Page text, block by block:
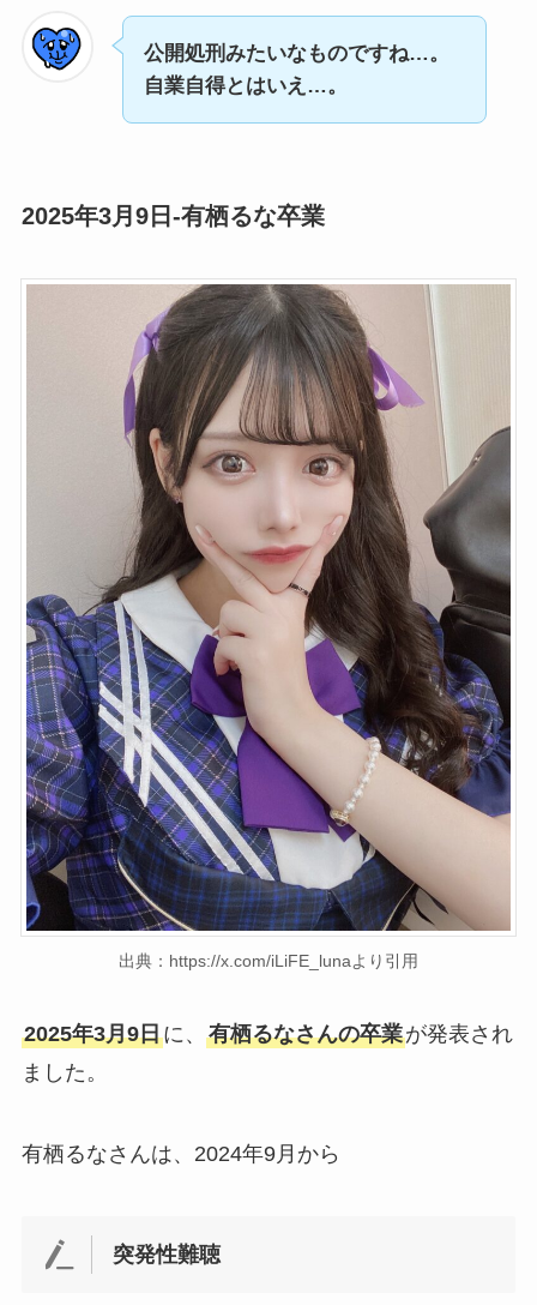
公開処刑みたいなものですね…。
自業自得とはいえ…。
2025年3月9日-有栖るな卒業
出典：https://x.com/iLiFE_lunaより引用
2025年3月9日に、 有栖るなさんの卒業が発表され
ました。
有栖るなさんは、2024年9月から
突発性難聴